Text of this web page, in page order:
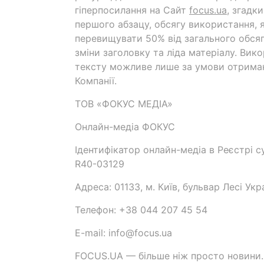
гіперпосилання на Cайт focus.ua,
першого абзацу, обсягу
перевищувати 50% від загального
зміни заголовку та ліда матеріалу.
тексту можливе лише за умови
Компанії.
ТОВ «ФОКУС МЕДІА»
Онлайн-медіа ФОКУС
Ідентифікатор онлайн-медіа в Реєстрі
R40-03129
Адреса: 01133, м. Київ, бульвар Лесі
Телефон: +38 044 207 45 54
E-mail: info@focus.ua
FOCUS.UA — більше ніж просто новини.